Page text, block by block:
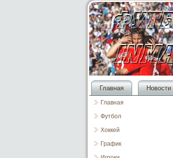
Главная Новости
Главная
Футбол
Хоккей
График